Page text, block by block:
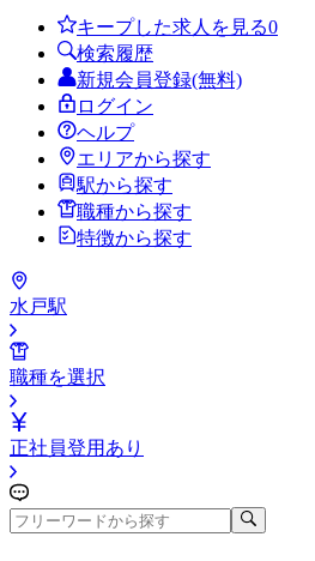
キープした求人を見る0
検索履歴
新規会員登録(無料)
ログイン
ヘルプ
エリアから探す
駅から探す
職種から探す
特徴から探す
水戸駅
職種を選択
正社員登用あり